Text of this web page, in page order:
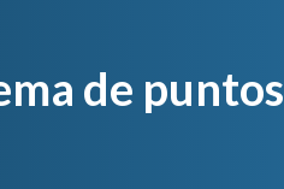
de puntos